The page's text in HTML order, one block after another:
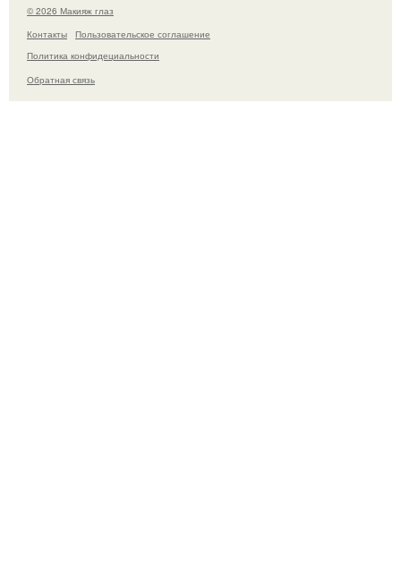
© 2026 Макияж глаз
Контакты
Пользовательское соглашение
Политика конфидециальности
Обратная связь